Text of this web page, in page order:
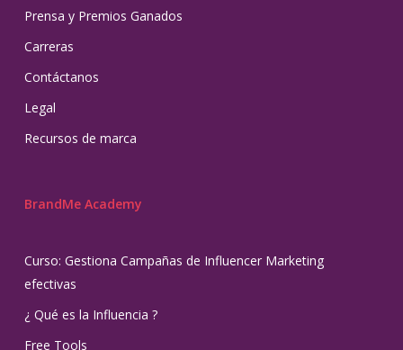
Prensa y Premios Ganados
Carreras
Contáctanos
Legal
Recursos de marca
BrandMe Academy
Curso: Gestiona Campañas de Influencer Marketing
efectivas
¿ Qué es la Influencia ?
Free Tools